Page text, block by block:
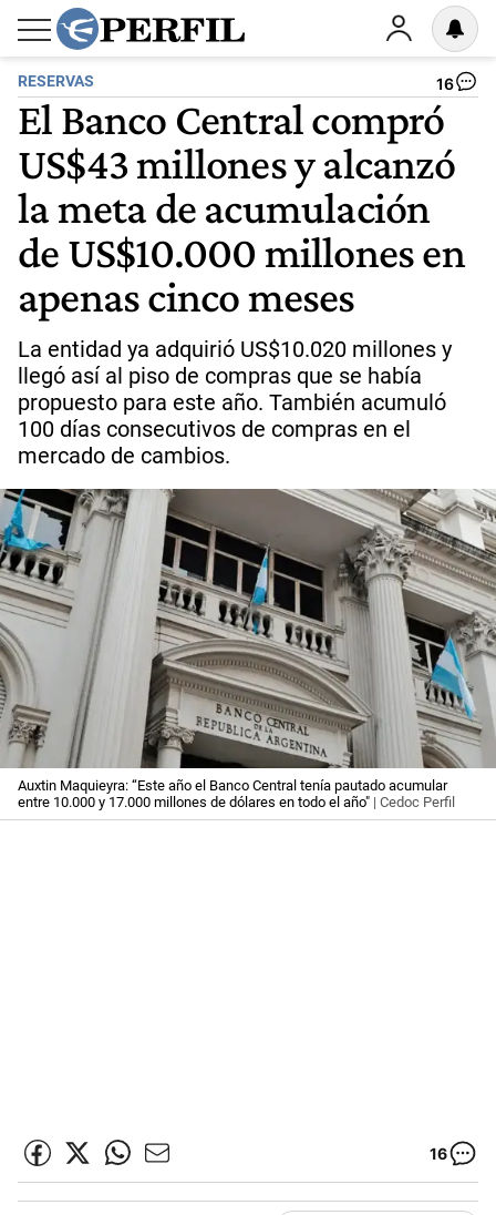
RESERVAS 16
El Banco Central compró
US$43 millones y alcanzó
la meta de acumulación
de US$10.000 millones en
apenas cinco meses
La entidad ya adquirió US$10.020 millones y
llegó así al piso de compras que se había
propuesto para este año. También acumuló
100 días consecutivos de compras en el
mercado de cambios.
Auxtin Maquieyra: “Este año el Banco Central tenía pautado acumular
entre 10.000 y 17.000 millones de dólares en todo el año" | Cedoc Perfil
16